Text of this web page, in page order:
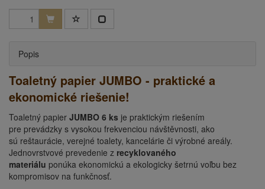
Popis
Toaletný papier JUMBO - praktické a
ekonomické riešenie!
Toaletný papier JUMBO 6 ks je praktickým riešením
pre prevádzky s vysokou frekvenciou návštěvnosti, ako
sú reštaurácie, verejné toalety, kancelárie či výrobné areály.
Jednovrstvové prevedenie z recyklovaného
materiálu ponúka ekonomickú a ekologicky šetrnú voľbu bez
kompromisov na funkčnosť.